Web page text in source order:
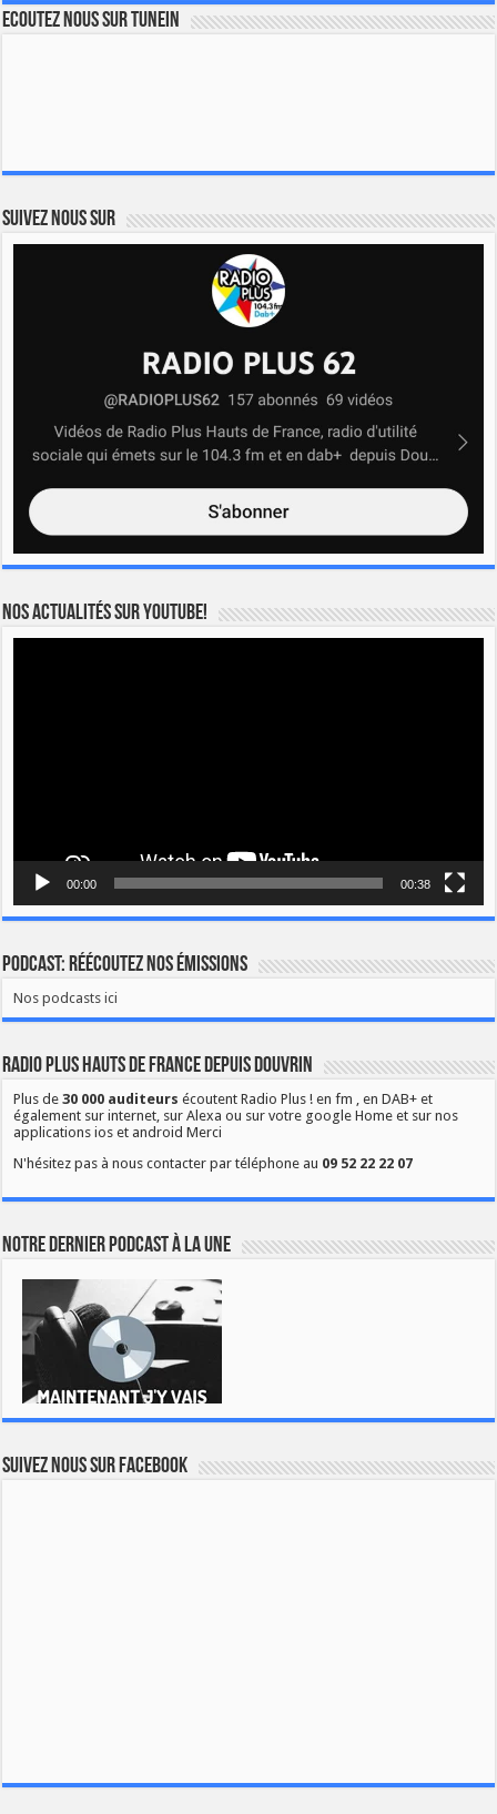
Ecoutez nous sur TuneIn
Suivez nous sur
Nos actualités sur YOUTUBE!
00:00 00:38
Podcast: Réécoutez nos émissions
Nos podcasts ici
Radio Plus Hauts de France depuis Douvrin
Plus de30 000 auditeurs écoutent Radio Plus ! en fm , en DAB+ et
également sur internet, sur Alexa ou sur votre google Home et sur nos
applications ios et android Merci
N'hésitez pas à nous contacter par téléphone au 09 52 22 22 07
Notre dernier podcast à la une
Suivez nous sur Facebook